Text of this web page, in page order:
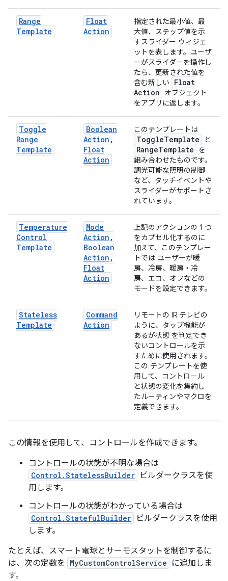
Range
Template
Float
Action
指定された最小値、最
大値、ステップ値を示
すスライダー ウィジェ
ットを表します。ユーザ
ーがスライダーを操作し
たら、更新された値を
含む新しい
Float
Action
オブジェクト
をアプリに返します。
Toggle
Range
Template
Boolean
Action ,
Float
Action
このテンプレートは
ToggleTemplate と
RangeTemplate
を
組み合わせたものです。
調光可能な照明の制御
など、タッチイベントや
スライダーがサポートさ
れています。
Temperature
Control
Template
Mode
Action ,
Boolean
Action ,
Float
Action
上記のアクションの 1 つ
をカプセル化するのに
加えて、このテンプレー
トでは ユーザーが暖
房、冷房、暖房・冷
房、エコ、オフなどの
モードを設定できます。
Stateless
Template
Command
Action
リモートの IR テレビの
ように、タップ機能が
あるが状態 を判定でき
ないコントロールを示
すために使用されます。
この テンプレートを使
用して、コントロール
と状態の変化を集約し
たルーティンやマクロを
定義できます。
この情報を使用して、コントロールを作成できます。
コントロールの状態が不明な場合は
Control.StatelessBuilder
ビルダークラスを使
用します。
コントロールの状態がわかっている場合は
Control.StatefulBuilder
ビルダークラスを使用
します。
たとえば、スマート電球とサーモスタットを制御するに
は、次の定数を
MyCustomControlService
に追加しま
す。